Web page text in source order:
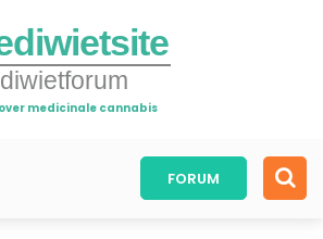
medicinale cannabis
FORUM